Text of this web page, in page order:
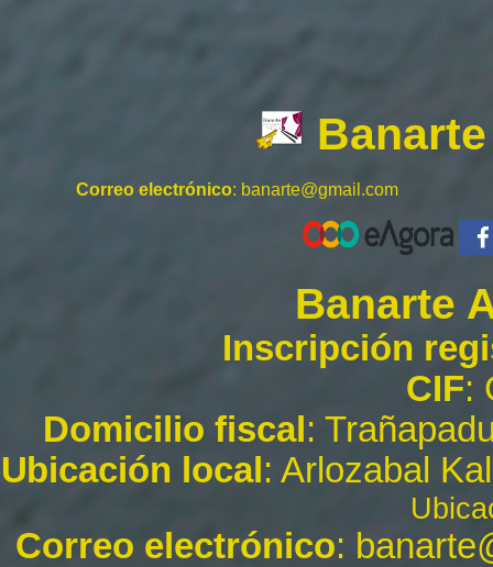
Correo electrónico: banarte@gmail.com
Banarte
Inscripción
CIF:
Domicilio fiscal :
Ubicación local : Arlozabal
Correo electrónico: